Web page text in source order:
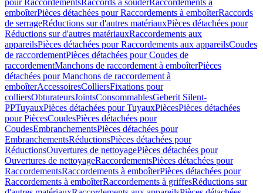
pour RaccordementsRaccords à souderRaccordements à
emboîterPièces détachées pour Raccordements à emboîterRaccords
de serrageRéductions sur d'autres matériauxPièces détachées pour
Réductions sur d'autres matériauxRaccordements aux
appareilsPièces détachées pour Raccordements aux appareilsCoudes
de raccordementPièces détachées pour Coudes de
raccordementManchons de raccordement à emboîterPièces
détachées pour Manchons de raccordement à
emboîterAccessoiresColliersFixations pour
colliersObturateursJointsConsommablesGeberit Silent-
PPTuyauxPièces détachées pour TuyauxPiècesPièces détachées
pour PiècesCoudesPièces détachées pour
CoudesEmbranchementsPièces détachées pour
EmbranchementsRéductionsPièces détachées pour
RéductionsOuvertures de nettoyagePièces détachées pour
Ouvertures de nettoyageRaccordementsPièces détachées pour
RaccordementsRaccordements à emboîterPièces détachées pour
Raccordements à emboîterRaccordements à griffesRéductions sur